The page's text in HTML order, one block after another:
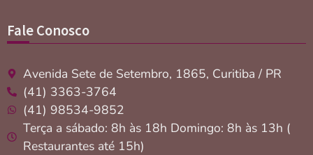
Fale Conosco
Avenida Sete de Setembro, 1865, Curitiba / PR
(41) 3363-3764
(41) 98534-9852
Terça a sábado: 8h às 18h Domingo: 8h às 13h (
Restaurantes até 15h)